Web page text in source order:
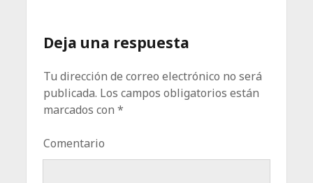
Deja una respuesta
Tu dirección de correo electrónico no será
publicada. Los campos obligatorios están
marcados con*
Comentario